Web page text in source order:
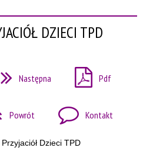
DZIECI TPD
Następna Pdf
Powrót Kontakt